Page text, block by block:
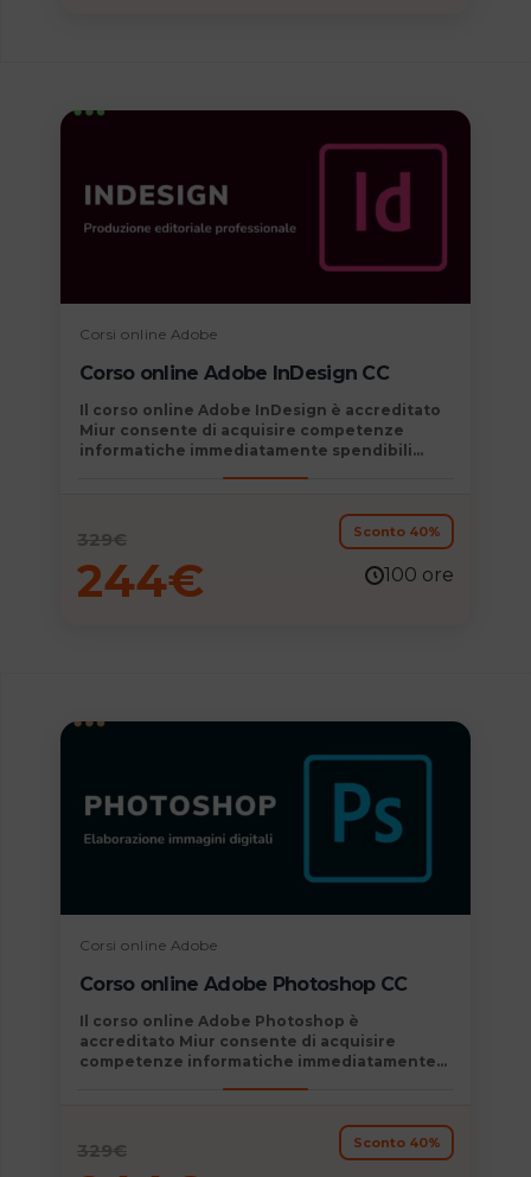
Corsi online Adobe
Corso online Adobe InDesign CC
Il corso online Adobe InDesign è accreditato
Miur consente di acquisire competenze
informatiche immediatamente spendibili
contenuti editoriali o destinati al web.
329€
244€
Sconto 40%
100 ore
Corsi online Adobe
Corso online Adobe Photoshop CC
Il corso online Adobe Photoshop è
accreditato Miur consente di acquisire
competenze informatiche immediatamente
fotoritocchie
di immagini digitali
329€ Sconto 40%